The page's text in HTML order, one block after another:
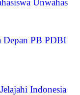
Depan PB PDBI
Indonesia